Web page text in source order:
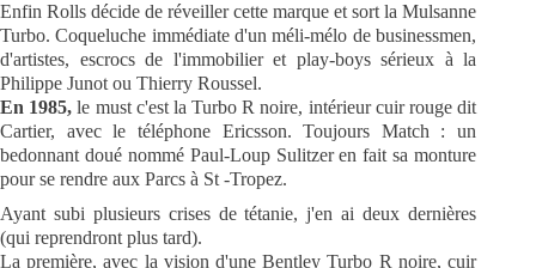
Enfin Rolls décide de réveiller cette marque et sort la Mulsanne
Turbo. Coqueluche immédiate d'un méli-mélo de businessmen,
d'artistes, escrocs de l'immobilier et play-boys sérieux à la
Philippe Junot ou Thierry Roussel.
En 1985, le must c'est la Turbo R noire, intérieur cuir rouge dit
Cartier, avec le téléphone Ericsson. Toujours Match : un
bedonnant doué nommé Paul-Loup Sulitzer en fait sa monture
pour se rendre aux Parcs à St -Tropez.
Ayant subi plusieurs crises de tétanie, j'en ai deux dernières
(qui reprendront plus tard).
La première, avec la vision d'une Bentley Turbo R noire, cuir